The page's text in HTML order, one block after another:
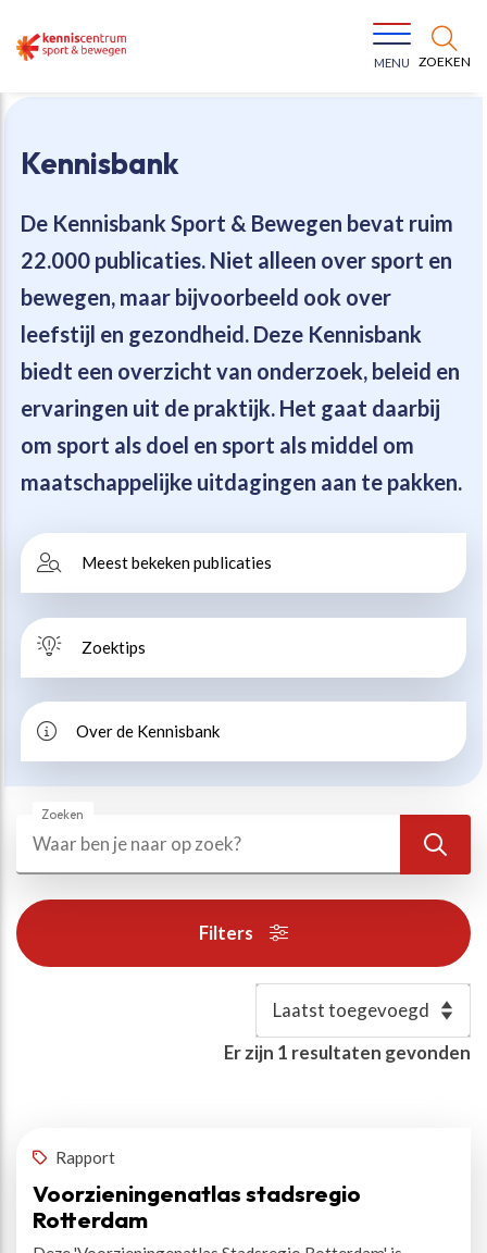
ZOEKEN
MENU
Kennisbank
De Kennisbank Sport & Bewegen bevat ruim
22.000 publicaties. Niet alleen over sport en
bewegen, maar bijvoorbeeld ook over
leefstijl en gezondheid. Deze Kennisbank
biedt een overzicht van onderzoek, beleid en
ervaringen uit de praktijk. Het gaat daarbij
om sport als doel en sport als middel om
maatschappelijke uitdagingen aan te pakken.
Meest bekeken publicaties
Zoektips
Over de Kennisbank
Zoeken
Zoeken
Filters
Er zijn 1 resultaten gevonden
Rapport
Voorzieningenatlas stadsregio
Rotterdam
Bewegen voor een gezonde leefstijl
Jeugd in beweging
Vitaal ouder worden
Maatschappelijke waarde
Beweegvriendelijke omgeving
Esports, gaming en gamification
Alle thema’s
Ons team
Onze missie
Onze werkwijze
Organisatie
Werken bij